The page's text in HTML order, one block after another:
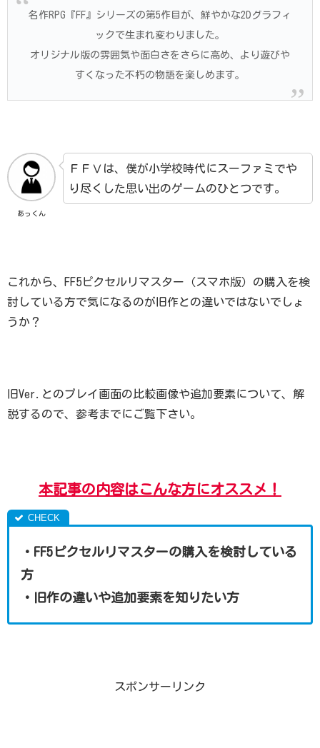
名作RPG『FF』シリーズの第5作目が、鮮やかな2Dグラフィ
ックで生まれ変わりました。
オリジナル版の雰囲気や面白さをさらに高め、より遊びや
すくなった不朽の物語を楽しめます。
あっくん
ＦＦⅤは、僕が小学校時代にスーファミでや
り尽くした思い出のゲームのひとつです。
これから、FF5ピクセルリマスター（スマホ版）の購入を検
討している方で気になるのが旧作との違いではないでしょ
うか？
旧Ver.とのプレイ画面の比較画像や追加要素について、解
説するので、参考までにご覧下さい。
本記事の内容はこんな方にオススメ！
・FF5ピクセルリマスターの購入を検討している
方
・旧作の違いや追加要素を知りたい方
スポンサーリンク